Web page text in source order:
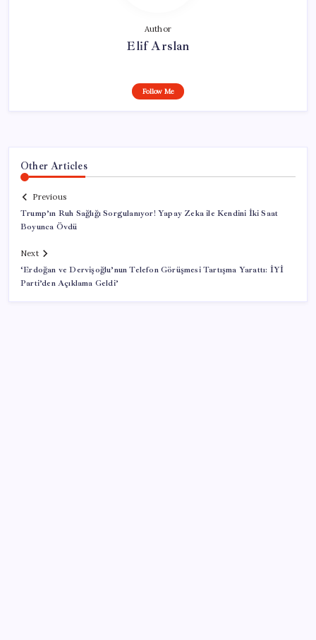
Author
Elif Arslan
Follow Me
Other Articles
Previous
Trump’ın Ruh Sağlığı Sorgulanıyor! Yapay Zeka ile Kendini İki Saat
Boyunca Övdü
Next
‘Erdoğan ve Dervişoğlu’nun Telefon Görüşmesi Tartışma Yarattı: İYİ
Parti’den Açıklama Geldi’